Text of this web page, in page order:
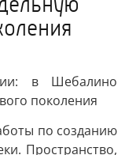
в Шебалино
поколения
по созданию
Пространство,